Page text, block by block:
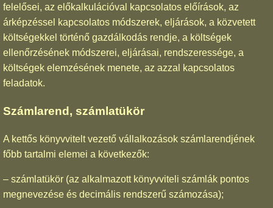
felelősei, az előkalkulációval kapcsolatos előírások, az
árképzéssel kapcsolatos módszerek, eljárások, a közvetett
költségekkel történő gazdálkodás rendje, a költségek
ellenőrzésének módszerei, eljárásai, rendszeressége, a
költségek elemzésének menete, az azzal kapcsolatos
feladatok.
Számlarend, számlatükör
A kettős könyvvitelt vezető vállalkozások számlarendjének
főbb tartalmi elemei a következők:
– számlatükör (az alkalmazott könyvviteli számlák pontos
megnevezése és decimális rendszerű számozása);